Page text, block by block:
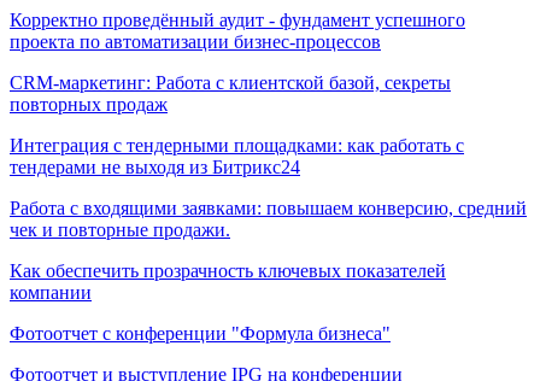
Корректно проведённый аудит - фундамент успешного
проекта по автоматизации бизнес-процессов
CRM-маркетинг: Работа с клиентской базой, секреты
повторных продаж
Интеграция с тендерными площадками: как работать с
тендерами не выходя из Битрикс24
Работа с входящими заявками: повышаем конверсию, средний
чек и повторные продажи.
Как обеспечить прозрачность ключевых показателей
компании
Фотоотчет с конференции "Формула бизнеса"
Фотоотчет и выступление IPG на конференции